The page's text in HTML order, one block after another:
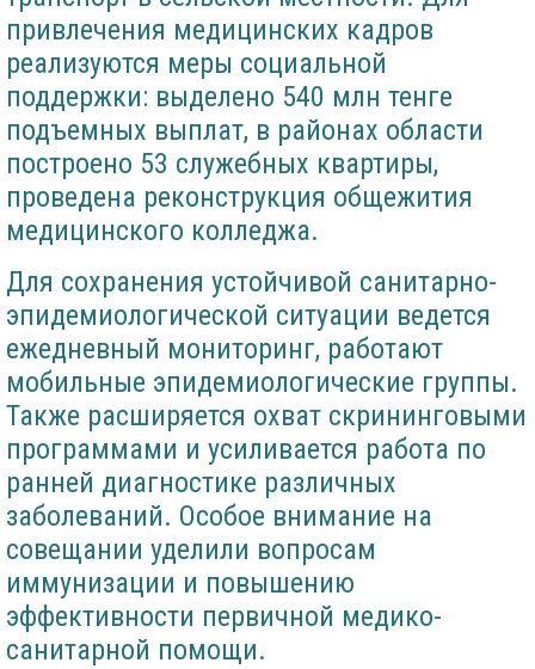
привлечения медицинских кадров
реализуются меры социальной
поддержки: выделено 540 млн тенге
подъемных выплат, в районах области
построено 53 служебных квартиры,
проведена реконструкция общежития
медицинского колледжа.
Для сохранения устойчивой санитарно-
эпидемиологической ситуации ведется
ежедневный мониторинг, работают
мобильные эпидемиологические группы.
Также расширяется охват скрининговыми
программами и усиливается работа по
ранней диагностике различных
заболеваний. Особое внимание на
совещании уделили вопросам
иммунизации и повышению
эффективности первичной медико-
санитарной помощи.